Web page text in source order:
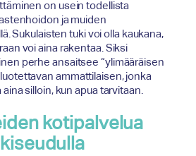
on usein todellista
ja muiden
Sukulaisten tuki voi olla kaukana,
voi aina rakentaa. Siksi
perhe ansaitsee “ylimääräisen
ammattilaisen, jonka
silloin, kun apua tarvitaan.
kotipalvelua